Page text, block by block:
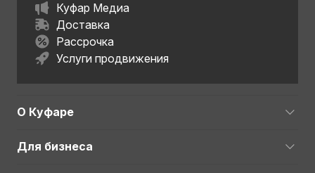
Куфар Медиа
Доставка
Рассрочка
Услуги продвижения
О Куфаре
Для бизнеса